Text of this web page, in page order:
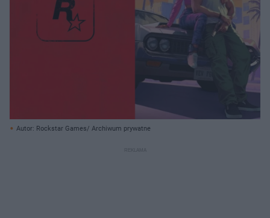
Autor: Rockstar Games/ Archiwum prywatne